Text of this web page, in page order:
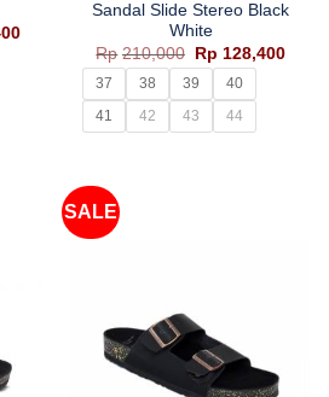
Harga
Rp128,400.
Sandal Slide Stereo Black
White
Rp 210,000
Harga
aslinya
adalah:
Rp210,000.
Rp 128,400
37 38 39
40
41
42 43 44
SALE